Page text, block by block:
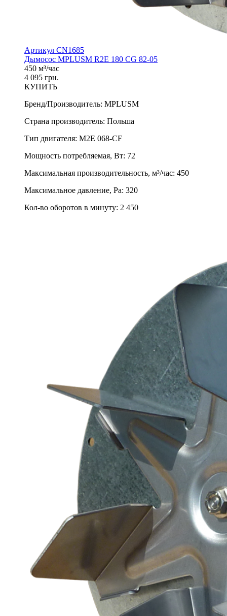
Артикул CN1685
Дымосос MPLUSM R2E 180 CG 82-05
450 м³/час
4 095 грн.
КУПИТЬ
Бренд/Производитель: MPLUSM
Страна производитель: Польша
Тип двигателя: M2E 068-CF
Мощность потребляемая, Вт: 72
Максимальная производительность, м³/час: 450
Максимальное давление, Pa: 320
Кол-во оборотов в минуту: 2 450